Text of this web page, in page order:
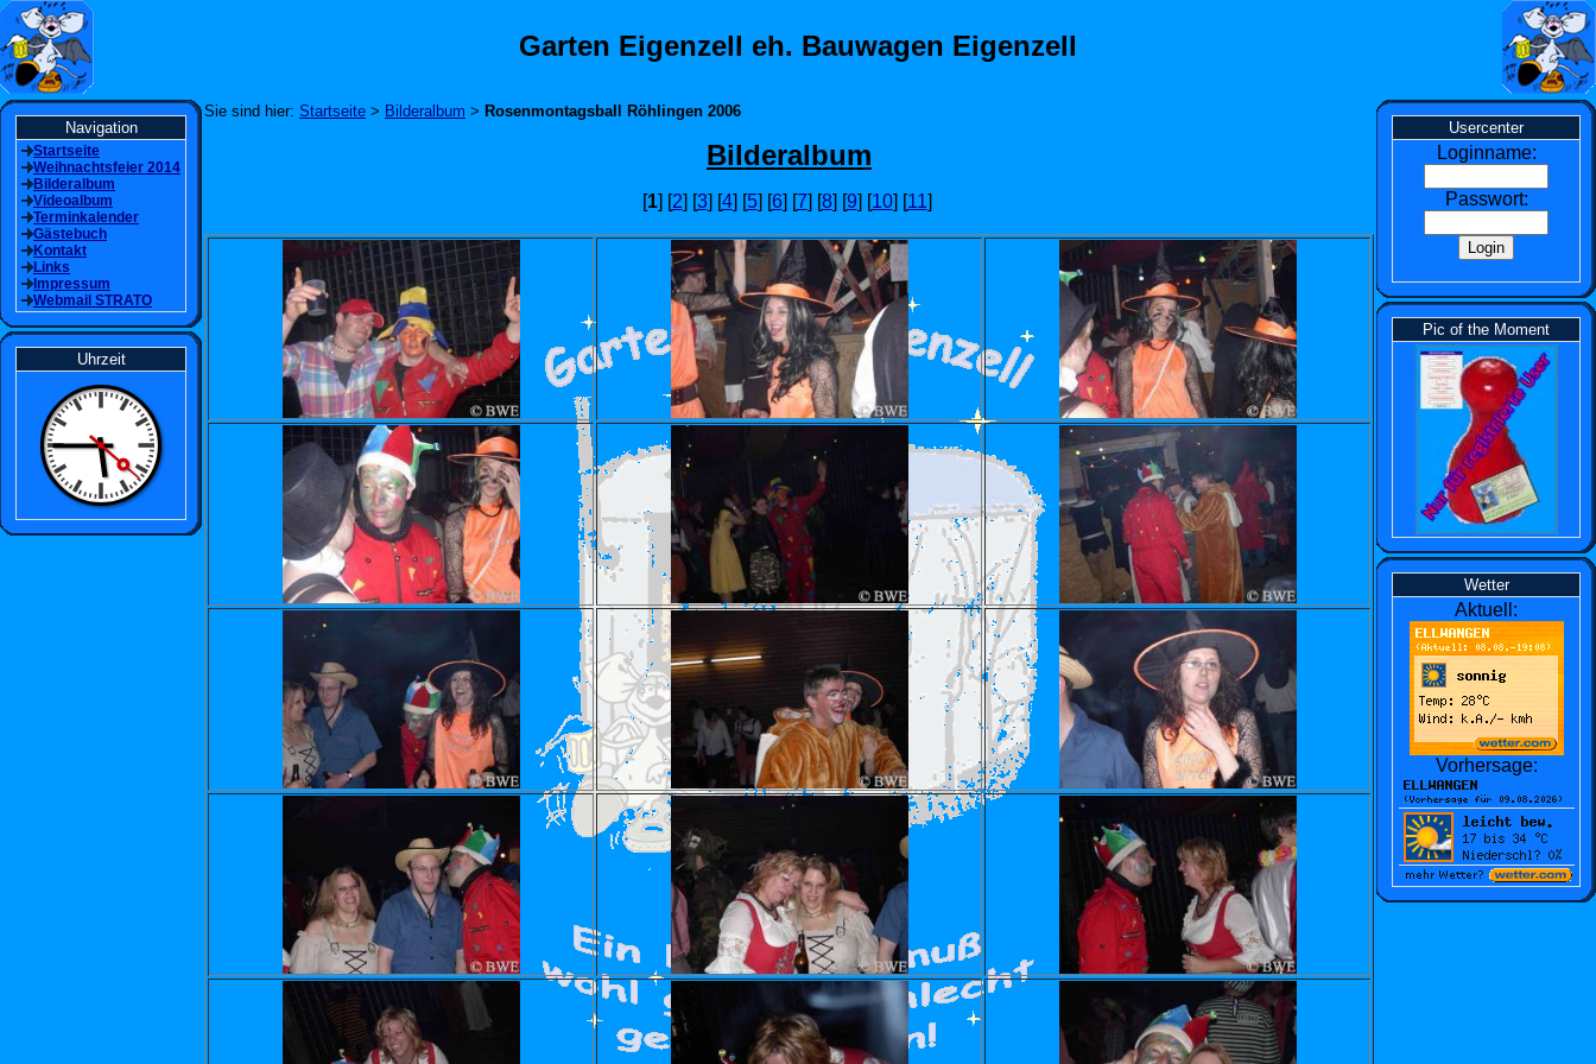
Garten Eigenzell eh. Bauwagen Eigenzell
Navigation
Startseite
Weihnachtsfeier 2014
Bilderalbum
Videoalbum
Terminkalender
Gästebuch
Kontakt
Links
Impressum
Webmail STRATO
Uhrzeit
Sie sind hier: Startseite > Bilderalbum > Rosenmontagsball Röhlingen 2006
Bilderalbum
[1] [2] [3] [4] [5] [6] [7] [8] [9] [10] [11]
Usercenter
Loginname:
Passwort:
Pic of the Moment
Wetter
Aktuell:
Vorhersage: